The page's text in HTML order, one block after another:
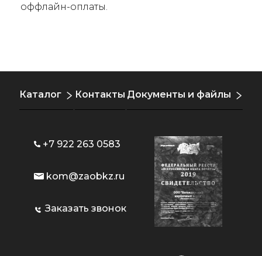
оффлайн-оплаты.
Каталог Контакты Документы и файлы
+7 922 263 0583
kom@zaobkz.ru
Заказать звонок